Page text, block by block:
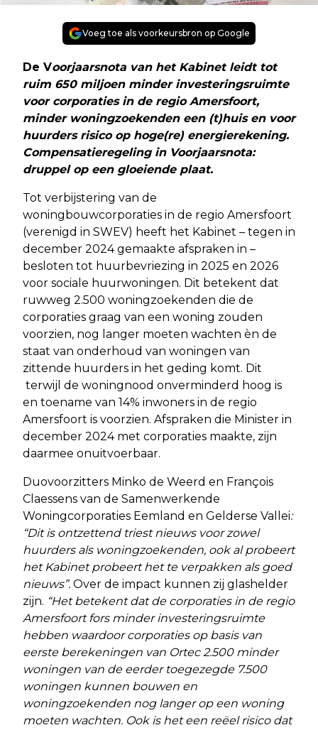
Voeg toe als voorkeursbron op Google
De Voorjaarsnota van het Kabinet leidt tot
ruim 650 miljoen minder investeringsruimte
voor corporaties in de regio Amersfoort,
minder woningzoekenden een (t)huis en voor
huurders risico op hoge(re) energierekening.
Compensatieregeling in Voorjaarsnota:
druppel op een gloeiende plaat.
Tot verbijstering van de
woningbouwcorporaties in de regio Amersfoort
(verenigd in SWEV) heeft het Kabinet – tegen in
december 2024 gemaakte afspraken in –
besloten tot huurbevriezing in 2025 en 2026
voor sociale huurwoningen. Dit betekent dat
ruwweg 2.500 woningzoekenden die de
corporaties graag van een woning zouden
voorzien, nog langer moeten wachten èn de
staat van onderhoud van woningen van
zittende huurders in het geding komt. Dit
terwijl de woningnood onverminderd hoog is
en toename van 14% inwoners in de regio
Amersfoort is voorzien. Afspraken die Minister in
december 2024 met corporaties maakte, zijn
daarmee onuitvoerbaar.
Duovoorzitters Minko de Weerd en François
Claessens van de Samenwerkende
Woningcorporaties Eemland en Gelderse Vallei:
“Dit is ontzettend triest nieuws voor zowel
huurders als woningzoekenden, ook al probeert
het Kabinet probeert het te verpakken als goed
nieuws”. Over de impact kunnen zij glashelder
zijn. “Het betekent dat de corporaties in de regio
Amersfoort fors minder investeringsruimte
hebben waardoor corporaties op basis van
eerste berekeningen van Ortec 2.500 minder
woningen van de eerder toegezegde 7.500
woningen kunnen bouwen en
woningzoekenden nog langer op een woning
moeten wachten. Ook is het een reëel risico dat